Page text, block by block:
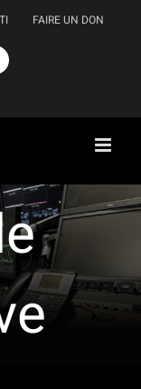
FAIRE UN DON